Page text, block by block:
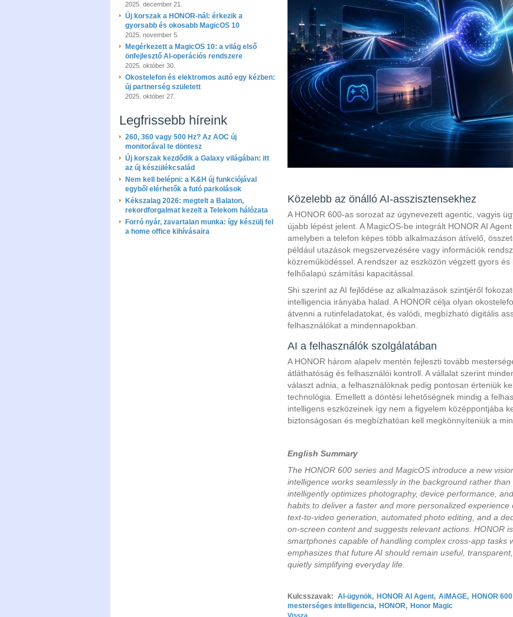
2025. december 21.
Új korszak a HONOR-nál: érkezik a
gyorsabb és okosabb MagicOS 10
2025. november 5.
Megérkezett a MagicOS 10: a világ első
önfejlesztő AI-operációs rendszere
2025. október 30.
Okostelefon és elektromos autó egy kézben:
új partnerség született
2025. október 27.
Legfrissebb híreink
260, 360 vagy 500 Hz? Az AOC új
monitorával te döntesz
Új korszak kezdődik a Galaxy világában: itt
az új készülékcsalád
Nem kell belépni: a K&H új funkciójával
egyből elérhetők a futó parkolások
Kékszalag 2026: megtelt a Balaton,
rekordforgalmat kezelt a Telekom hálózata
Forró nyár, zavartalan munka: így készülj fel
a home office kihívásaira
Közelebb az önálló AI-asszisztensekhez
A HONOR 600-as sorozat az úgynevezett agentic, vagyis
újabb lépést jelent. A MagicOS-be integrált HONOR AI
amelyben a telefon képes több alkalmazáson átívelő,
például utazások megszervezésére vagy információk
közreműködéssel. A rendszer az eszközön végzett gyors
felhőalapú számítási kapacitással.
Shi szerint az AI fejlődése az alkalmazások szintjéről
intelligencia irányába halad. A HONOR célja olyan
átvenni a rutinfeladatokat, és valódi, megbízható digitális
felhasználókat a mindennapokban.
AI a felhasználók szolgálatában
A HONOR három alapelv mentén fejleszti tovább
átláthatóság és felhasználói kontroll. A vállalat szerint
választ adnia, a felhasználóknak pedig pontosan érteniük
technológia. Emellett a döntési lehetőségnek mindig a
intelligens eszközeinek így nem a figyelem középpontjába
biztonságosan és megbízhatóan kell megkönnyíteniük a
English Summary
The HONOR 600 series and MagicOS introduce a new
intelligence works seamlessly in the background rather
intelligently optimizes photography, device performance,
habits to deliver a faster and more personalized
text-to-video generation, automated photo editing, and a
on-screen content and suggests relevant actions. HONOR
smartphones capable of handling complex cross-app tasks
emphasizes that future AI should remain useful,
quietly simplifying everyday life.
Kulcsszavak: AI-ügynök, HONOR AI Agent, AiMAGE, HONOR
mesterséges intelligencia, HONOR, Honor Magic
Vissza